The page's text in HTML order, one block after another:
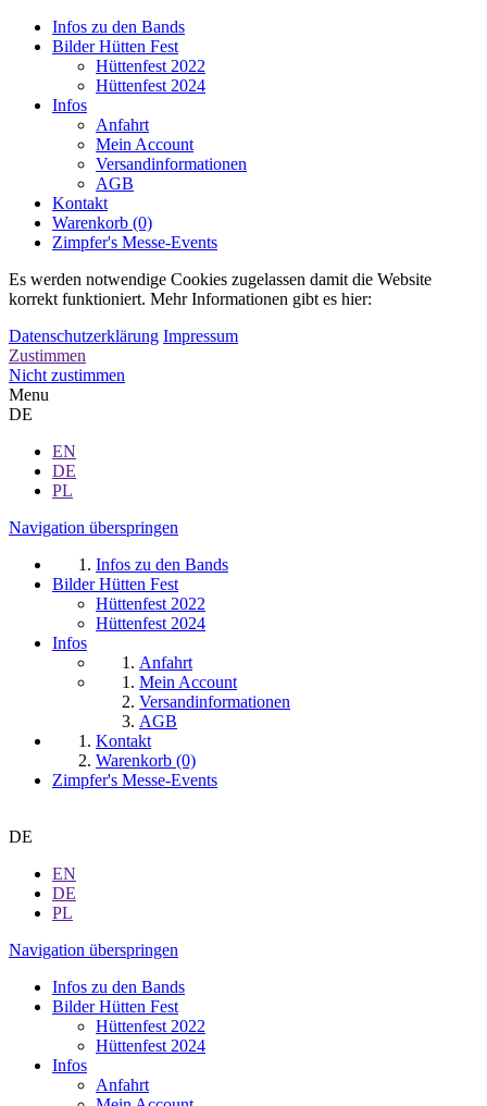
Infos zu den Bands
Bilder Hütten Fest
Hüttenfest 2022
Hüttenfest 2024
Infos
Anfahrt
Mein Account
Versandinformationen
AGB
Kontakt
Warenkorb (0)
Zimpfer's Messe-Events
Es werden notwendige Cookies zugelassen damit die Website
korrekt funktioniert. Mehr Informationen gibt es hier:
Datenschutzerklärung Impressum
Zustimmen
Nicht zustimmen
Menu
DE
EN
DE
PL
Navigation überspringen
Infos zu den Bands
Bilder Hütten Fest
Hüttenfest 2022
Hüttenfest 2024
Infos
Anfahrt
Mein Account
Versandinformationen
AGB
Kontakt
Warenkorb (0)
Zimpfer's Messe-Events
DE
EN
DE
PL
Navigation überspringen
Infos zu den Bands
Bilder Hütten Fest
Hüttenfest 2022
Hüttenfest 2024
Infos
Anfahrt